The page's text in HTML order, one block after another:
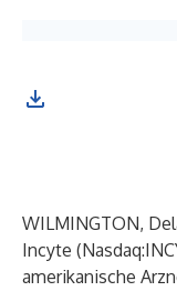
WILMINGTON,
Incyte
amerikanische